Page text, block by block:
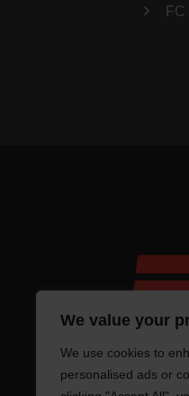
We value your
We use cookies to
personalised ads or